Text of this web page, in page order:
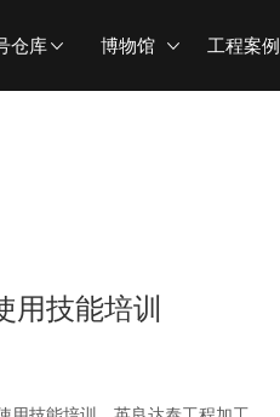
仓库 博物馆 工程案例
用技能培训